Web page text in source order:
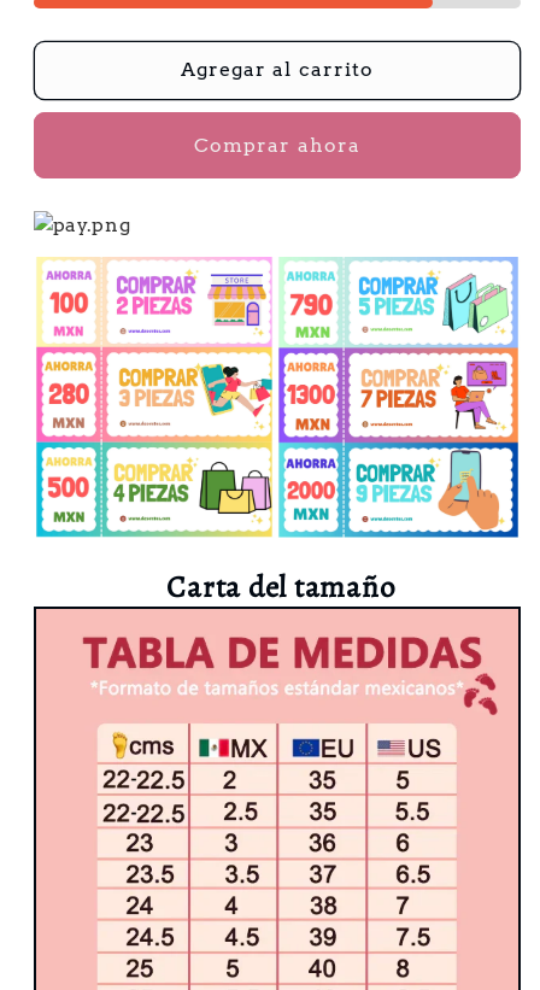
las
estaciones
las
estaciones
Agregar al carrito
Comprar ahora
Carta del tamaño